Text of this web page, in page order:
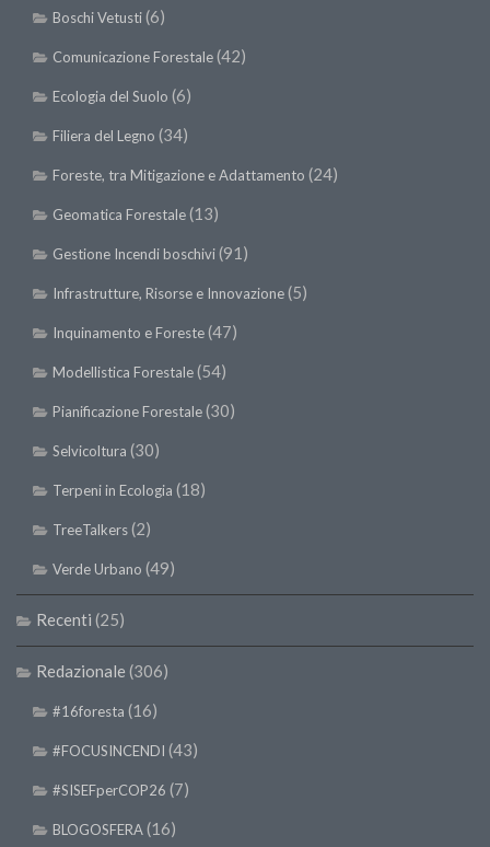
Boschi Vetusti(6)
Comunicazione Forestale(42)
Ecologia del Suolo (6)
Filiera del Legno (34)
Foreste, tra Mitigazione e Adattamento (24)
Geomatica Forestale(13)
Gestione Incendi boschivi(91)
Infrastrutture, Risorse e Innovazione(5)
Inquinamento e Foreste(47)
Modellistica Forestale(54)
Pianificazione Forestale(30)
Selvicoltura (30)
Terpeni in Ecologia (18)
TreeTalkers(2)
Verde Urbano (49)
Recenti (25)
Redazionale (306)
#16foresta (16)
#FOCUSINCENDI (43)
#SISEFperCOP26 (7)
BLOGOSFERA(16)